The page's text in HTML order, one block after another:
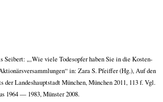
Seibert: „‚Wie viele Todesopfer haben Sie in die Kosten-
in: Zara S. Pfeiffer (Hg.), Auf den
Landeshauptstadt München, München 2011, 113 f. Vgl.
1964 — 1983, Münster 2008.